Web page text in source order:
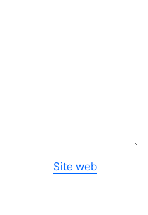
Site web